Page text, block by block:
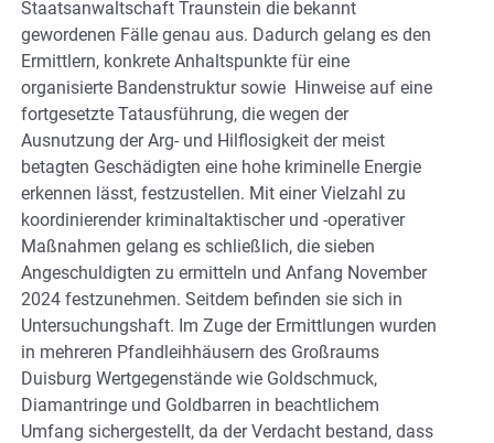
Staatsanwaltschaft Traunstein die bekannt
gewordenen Fälle genau aus. Dadurch gelang es den
Ermittlern, konkrete Anhaltspunkte für eine
organisierte Bandenstruktur sowie Hinweise auf eine
fortgesetzte Tatausführung, die wegen der
Ausnutzung der Arg- und Hilflosigkeit der meist
betagten Geschädigten eine hohe kriminelle Energie
erkennen lässt, festzustellen. Mit einer Vielzahl zu
koordinierender kriminaltaktischer und -operativer
Maßnahmen gelang es schließlich, die sieben
Angeschuldigten zu ermitteln und Anfang November
2024 festzunehmen. Seitdem befinden sie sich in
Untersuchungshaft. Im Zuge der Ermittlungen wurden
in mehreren Pfandleihhäusern des Großraums
Duisburg Wertgegenstände wie Goldschmuck,
Diamantringe und Goldbarren in beachtlichem
Umfang sichergestellt, da der Verdacht bestand, dass